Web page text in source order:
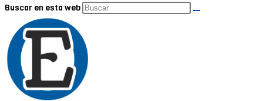
Buscar en esta web